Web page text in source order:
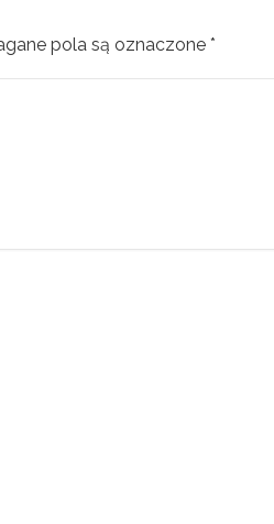
pola są oznaczone *